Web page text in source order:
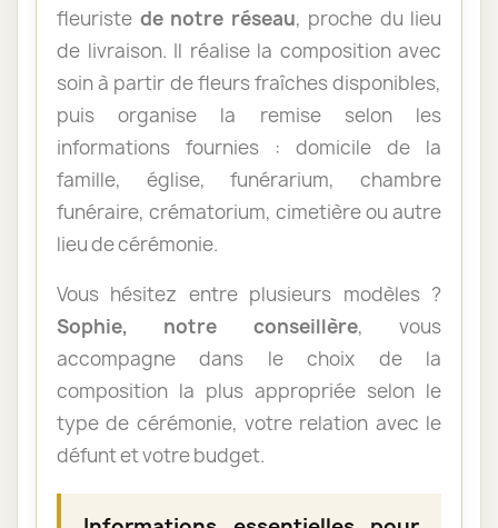
fleuriste de notre réseau, proche du lieu
de livraison. Il réalise la composition avec
soin à partir de fleurs fraîches disponibles,
puis organise la remise selon les
informations fournies : domicile de la
famille, église, funérarium, chambre
funéraire, crématorium, cimetière ou autre
lieu de cérémonie.
Vous hésitez entre plusieurs modèles ?
Sophie, notre conseillère, vous
accompagne dans le choix de la
composition la plus appropriée selon le
type de cérémonie, votre relation avec le
défunt et votre budget.